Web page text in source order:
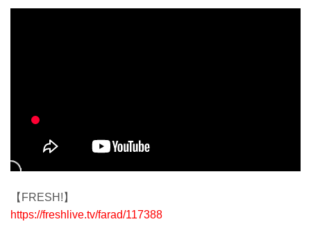
【FRESH!】
https://freshlive.tv/farad/117388